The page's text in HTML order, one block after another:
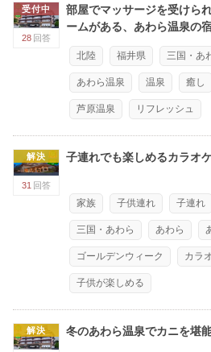
受付中
28 回答
部屋でマッサージを受けら
ームがある、あわら温泉の
北陸 福井県 三国・あ
あわら温泉 温泉 癒し
芦原温泉 リフレッシュ
解決
31 回答
子連れでも楽しめるカラオ
家族 子供連れ 子連れ
三国・あわら あわら
ゴールデンウィーク カラ
子供が楽しめる
解決 冬のあわら温泉でカニを堪